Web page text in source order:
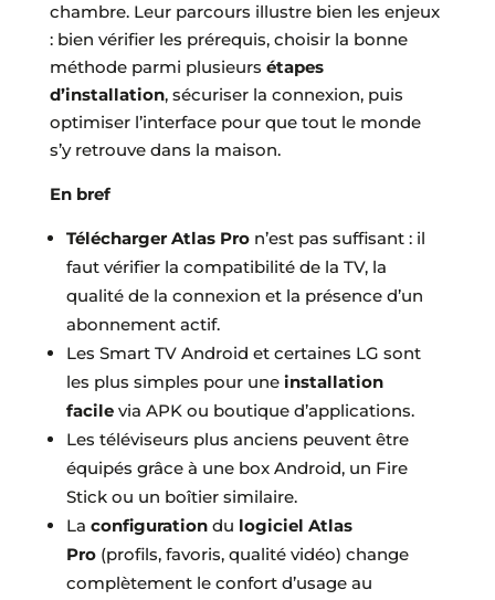
chambre. Leur parcours illustre bien les enjeux
: bien vérifier les prérequis, choisir la bonne
méthode parmi plusieurs étapes
d’installation, sécuriser la connexion, puis
optimiser l’interface pour que tout le monde
s’y retrouve dans la maison.
En bref
Télécharger Atlas Pron’est pas suffisant : il
faut vérifier la compatibilité de la TV, la
qualité de la connexion et la présence d’un
abonnement actif.
Les Smart TV Android et certaines LG sont
les plus simples pour une installation
facilevia APK ou boutique d’applications.
Les téléviseurs plus anciens peuvent être
équipés grâce à une box Android, un Fire
Stick ou un boîtier similaire.
La configurationdu logiciel Atlas
Pro(profils, favoris, qualité vidéo) change
complètement le confort d’usage au